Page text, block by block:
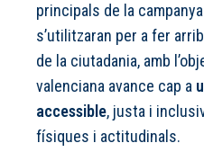
principals de la
s’utilitzaran per a fer
de la ciutadania, amb
valenciana avance cap a
accessible, justa i
físiques i actitudinals.